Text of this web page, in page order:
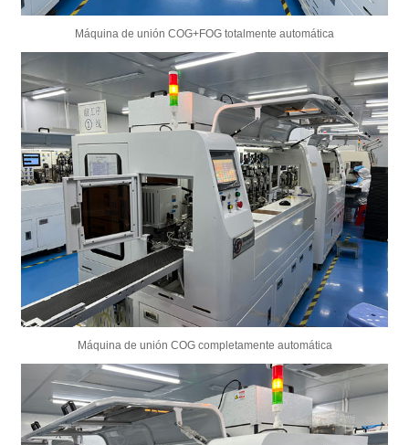
Máquina de unión COG+FOG totalmente automática
Máquina de unión COG completamente automática